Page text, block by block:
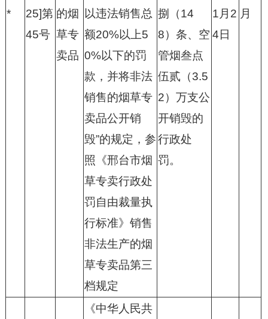
*
25]第
45号
的烟
草专
卖品
以违法销售总
额20%以上5
0%以下的罚
款，并将非法
销售的烟草专
卖品公开销
毁”的规定，参
照《邢台市烟
草专卖行政处
罚自由裁量执
行标准》销售
非法生产的烟
草专卖品第三
档规定
捌（14
8）条、空
管烟叁点
伍贰（3.5
2）万支公
开销毁的
行政处
罚。
1月2
4日
月
《中华人民共